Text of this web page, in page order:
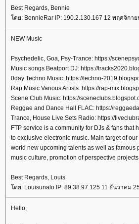
Best Regards, Bennie
ดย: BennieRar IP: 190.2.130.167 12 พฤศจิกาย
NEW Music
Psychedelic, Goa, Psy-Trance: https://
Music songs Beatport DJ: https://
0day Techno Music: https://techno-
Rap Music Various Artists: https://rap-
Scene Club Music: https://
Reggae and Dance Hall FLAC: https://
Trance, House Live Sets Radio: https://
FTP service is a community for DJs & fans that
to exclusive electronic music. Main target of
world new upcoming talents as well as famous
music culture, promotion of perspective
Best Regards, Louis
ดย: Louisunalo IP: 89.38.97.125 11 ธันวาคม
Hello,